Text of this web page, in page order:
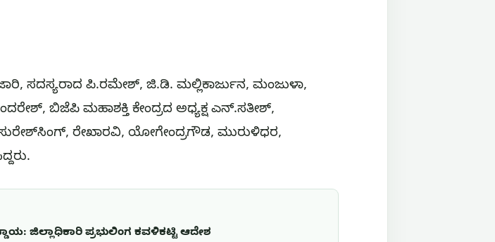
ಸದಸ್ಯರಾದ ಪಿ.ರಮೇಶ್, ಜಿ.ಡಿ. ಮಲ್ಲಿಕಾರ್ಜುನ, ಮಂಜುಳಾ,
ಬಿಜೆಪಿ ಮಹಾಶಕ್ತಿ ಕೇಂದ್ರದ ಅಧ್ಯಕ್ಷ ಎನ್.ಸತೀಶ್,
ರೇಖಾರವಿ, ಯೋಗೇಂದ್ರಗೌಡ, ಮುರುಳಿಧರ,
ಜಿಲ್ಲಾಧಿಕಾರಿ ಪ್ರಭುಲಿಂಗ ಕವಳಿಕಟ್ಟಿ ಆದೇಶ